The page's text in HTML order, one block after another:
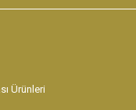
Ürünleri